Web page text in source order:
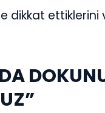
dikkat ettiklerini